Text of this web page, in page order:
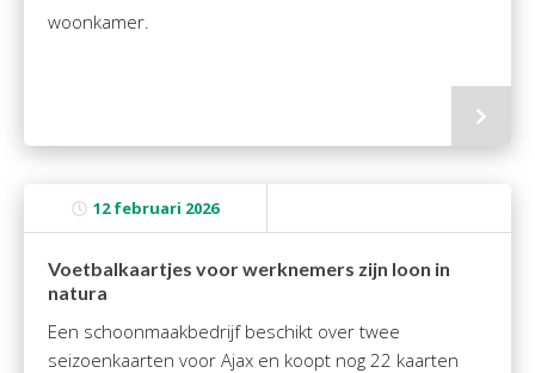
woonkamer.
12 februari 2026
Voetbalkaartjes voor werknemers zijn loon in
natura
Een schoonmaakbedrijf beschikt over twee
seizoenkaarten voor Ajax en koopt nog 22 kaarten